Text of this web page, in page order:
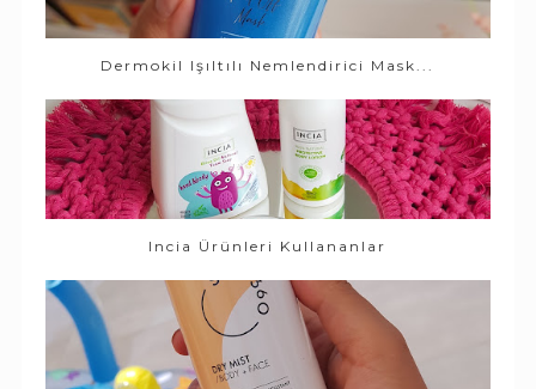
Dermokil Işıltılı Nemlendirici Mask...
Incia Ürünleri Kullananlar